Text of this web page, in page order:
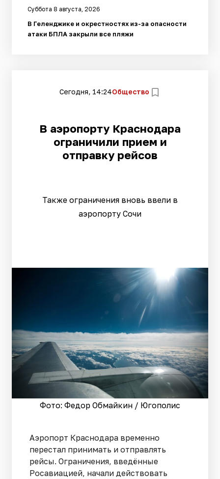
Суббота 8 августа, 2026
В Геленджике и окрестностях из-за опасности
атаки БПЛА закрыли все пляжи
Сегодня, 14:24Общество
В аэропорту Краснодара
ограничили прием и
отправку рейсов
Также ограничения вновь ввели в
аэропорту Сочи
Фото: Федор Обмайкин / Югополис
Аэропорт Краснодара временно
перестал принимать и отправлять
рейсы. Ограничения, введённые
Росавиацией, начали действовать